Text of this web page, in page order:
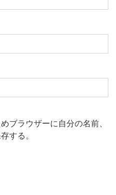
ブラウザーに自分の名前、
する。